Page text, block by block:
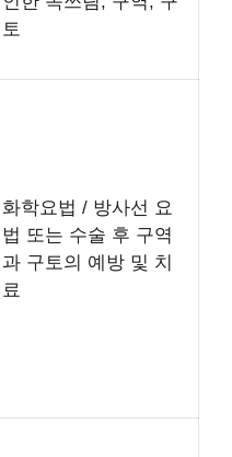
토
화학요법 / 방사선 요
법 또는 수술 후 구역
과 구토의 예방 및 치
료